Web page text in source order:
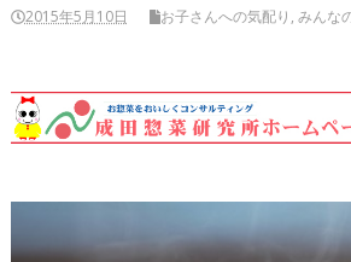
2015年5月10日 お子さんへの気配り , みんな